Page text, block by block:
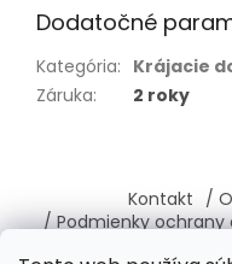
Dodatočné
Kategória: Krájacie
Záruka: 2 roky
p
ä
Kontakt /
/ Podmienky ochrany